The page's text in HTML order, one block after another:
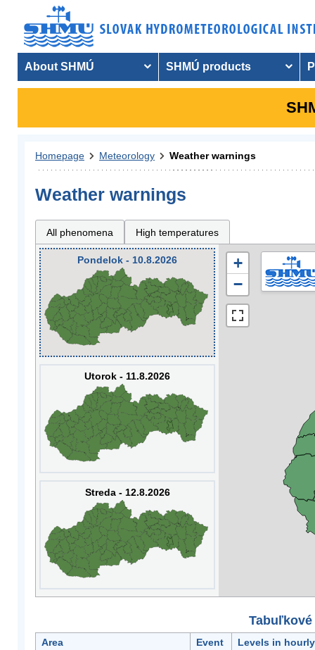
About SHMÚ SHMÚ products
Homepage Meteorology Weather warnings
Weather warnings
All phenomena High temperatures
Pondelok - 10.8.2026
Utorok - 11.8.2026
Streda - 12.8.2026
+
−
Area Event
Levels in